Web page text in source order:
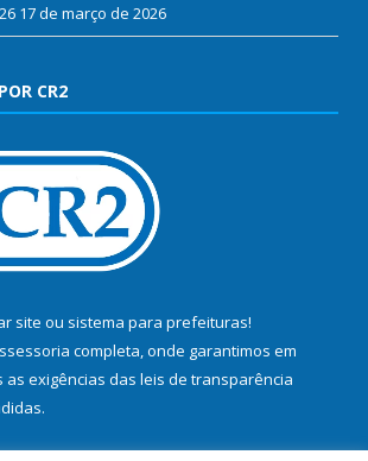
17 de março de 2026
CR2
site ou sistema para prefeituras!
completa, onde garantimos em
exigências das leis de transparência